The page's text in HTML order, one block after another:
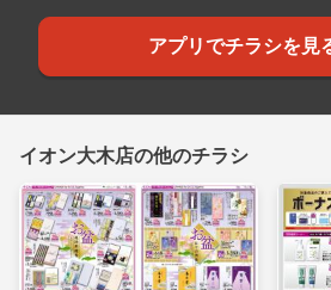
アプリでチラシを見
イオン大木店の他のチラシ